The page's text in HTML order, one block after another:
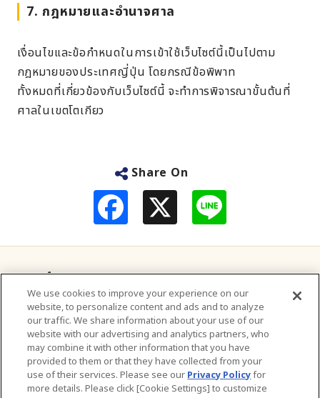
7. กฎหมายและอำนาจศาล
เงื่อนไขและข้อกำหนดในการเข้าใช้เว็บไซต์นี้เป็นไปตาม
กฎหมายของประเทศญี่ปุ่น โดยกรณีข้อพิพาท
ทั้งหมดที่เกี่ยวข้องกับเว็บไซต์นี้ จะทำการพิจารณาขั้นต้นที่
ศาลในเขตโตเกียว
Share On
แบรนด์ของเรา
ติดต่อเรา
เกี่ยวกับเรา
การพัฒนาอย่างยั่งยืน
We use cookies to improve your experience on our
website, to personalize content and ads and to analyze
our traffic. We share information about your use of our
website with our advertising and analytics partners, who
may combine it with other information that you have
provided to them or that they have collected from your
use of their services. Please see ourPrivacy Policyfor
more details. Please click [Cookie Settings] to customize